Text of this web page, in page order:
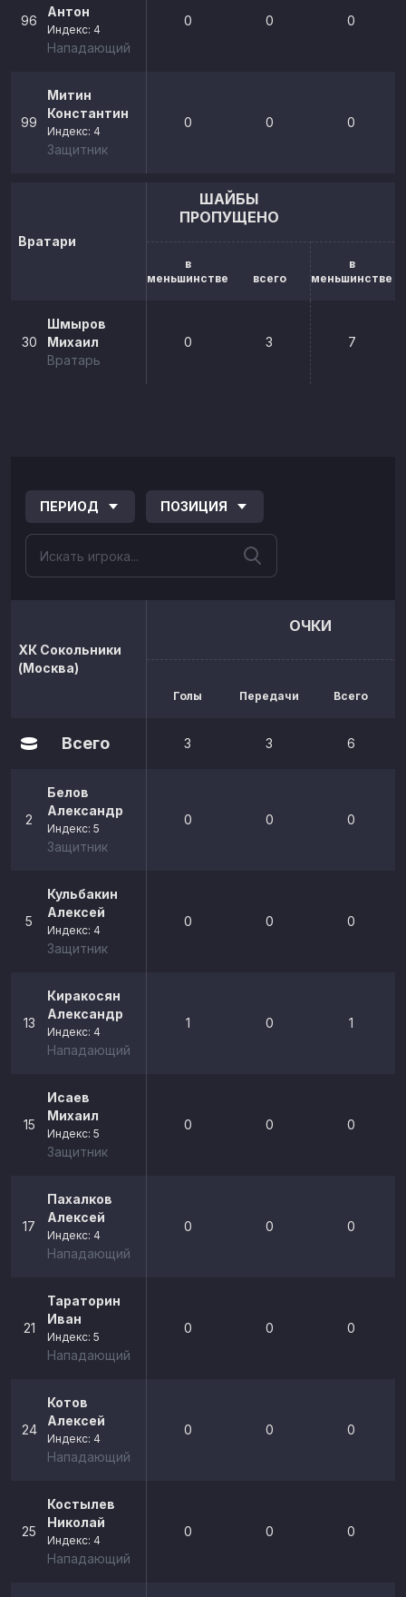
96
Антон
Индекс: 4
Нападающий
0 0 0
99
Митин
Константин
Индекс: 4
Защитник
0 0 0
Вратари
ШАЙБЫ
ПРОПУЩЕНО
в
меньшинстве
всего
в
меньшинстве
30
Шмыров
Михаил
Вратарь
0 3 7
ПЕРИОД ПОЗИЦИЯ
ХК Сокольники
(Москва)
ОЧКИ
Голы Передачи Всего
Всего 3 3 6
2
Белов
Александр
Индекс: 5
Защитник
0 0 0
5
Кульбакин
Алексей
Индекс: 4
Защитник
0 0 0
13
Киракосян
Александр
Индекс: 4
Нападающий
1 0 1
15
Исаев
Михаил
Индекс: 5
Защитник
0 0 0
17
Пахалков
Алексей
Индекс: 4
Нападающий
0 0 0
21
Тараторин
Иван
Индекс: 5
Нападающий
0 0 0
24
Котов
Алексей
Индекс: 4
Нападающий
0 0 0
25
Костылев
Николай
Индекс: 4
Нападающий
0 0 0